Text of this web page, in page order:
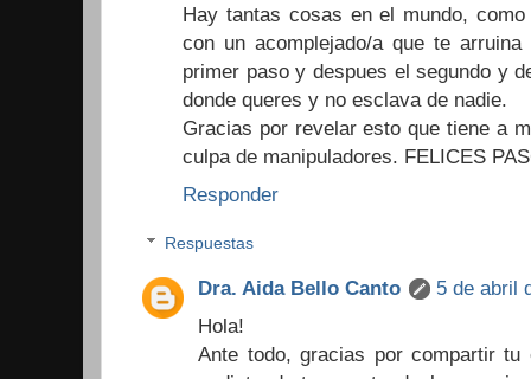
Hay tantas cosas en el mundo,
con un acomplejado/a que te
primer paso y despues el segundo y
donde queres y no esclava de nadie.
Gracias por revelar esto que tiene a
culpa de manipuladores. FELICES
Responder
Respuestas
Dra. Aida Bello Canto
5 de abril
Hola!
Ante todo, gracias por compartir tu